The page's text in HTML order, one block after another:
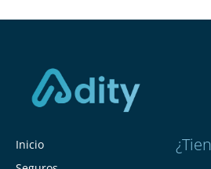
Inicio